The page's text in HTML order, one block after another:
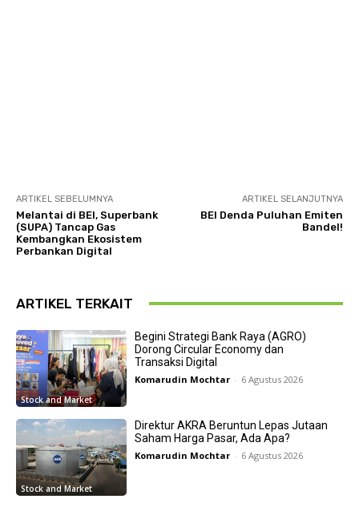
ARTIKEL SEBELUMNYA
Melantai di BEI, Superbank
(SUPA) Tancap Gas
Kembangkan Ekosistem
Perbankan Digital
ARTIKEL SELANJUTNYA
BEI Denda Puluhan Emiten
Bandel!
ARTIKEL TERKAIT
Stock and Market
Begini Strategi Bank Raya (AGRO)
Dorong Circular Economy dan
Transaksi Digital
Komarudin Mochtar - 6 Agustus 2026
Stock and Market
Direktur AKRA Beruntun Lepas Jutaan
Saham Harga Pasar, Ada Apa?
Komarudin Mochtar - 6 Agustus 2026